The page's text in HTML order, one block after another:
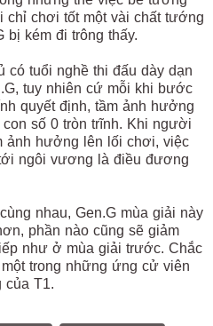
chỉ chơi tốt một vài chất tướng
bị kém đi trông thấy.
có tuổi nghề thi đấu dày dạn
tuy nhiên cứ mỗi khi bước
quyết định, tầm ảnh hưởng
số 0 tròn trĩnh. Khi người
ảnh hưởng lên lối chơi, việc
ngôi vương là điều đương
nhau, Gen.G mùa giải này
phần nào cũng sẽ giảm
như ở mùa giải trước. Chắc
trong những ứng cử viên
của T1.